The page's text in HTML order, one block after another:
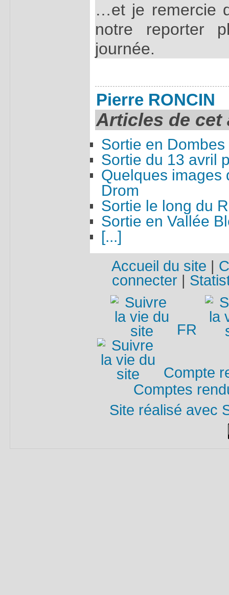
…et je remercie
notre reporter
journée.
Pierre RONCIN
Articles de cet
Sortie en
Sortie du 13 avril
Quelques images
Drom
Sortie le long du
Sortie en Vallée
[...]
Accueil du site |
connecter|
FR
Compte
Comptes
Site réalisé avec